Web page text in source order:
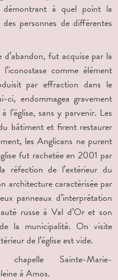
démontrant à quel point la
personnes de différentes
d’abandon, fut acquise par la
comme élément
par effraction dans le
ci, endommagea gravement
l’église, sans y parvenir. Les
bâtiment et firent restaurer
les Anglicans ne purent
fut rachetée en 2001 par
de l’extérieur du
architecture caractérisée par
panneaux d’interprétation
russe à Val d’Or et son
la municipalité. On visite
de l’église est vide.